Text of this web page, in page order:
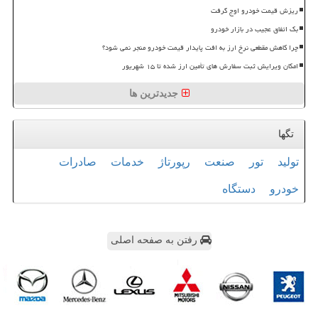
ریزش قیمت خودرو اوج گرفت
بک اتفاق عجیب در بازار خودرو
چرا کاهش مقطعی نرخ ارز به افت پایدار قیمت خودرو منجر نمی شود؟
امکان ویرایش ثبت سفارش های تأمین ارز شده تا ۱۵ شهریور
جدیدترین ها
تگها
تولید تور صنعت رپورتاژ خدمات صادرات
خودرو دستگاه
رفتن به صفحه اصلی